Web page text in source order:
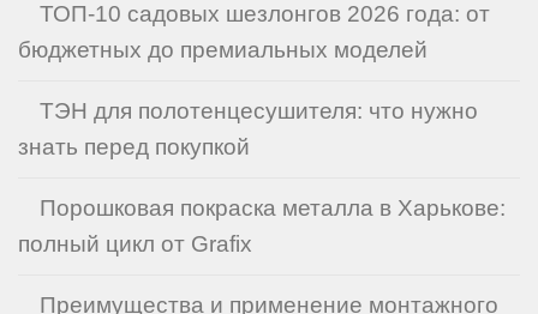
ТОП-10 садовых шезлонгов 2026 года: от
бюджетных до премиальных моделей
ТЭН для полотенцесушителя: что нужно
знать перед покупкой
Порошковая покраска металла в Харькове:
полный цикл от Grafix
Преимущества и применение монтажного